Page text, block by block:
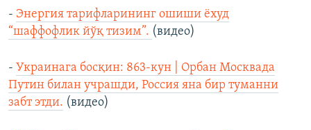
- Энергия тарифларининг ошиши ёхуд
“шаффофлик йўқ тизим”. (видео)
- Украинага босқин: 863-кун | Орбан Москвада
Путин билан учрашди, Россия яна бир туманни
забт этди. (видео)